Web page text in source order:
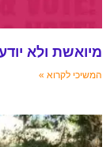
מיואשת ולא
המשיכי לקרוא »